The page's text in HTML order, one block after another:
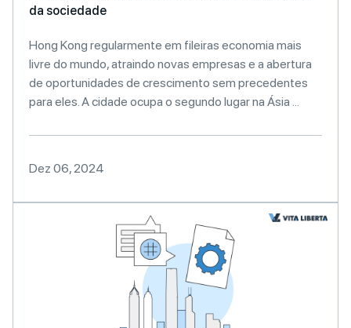
da sociedade
Hong Kong regularmente em fileiras economia mais
livre do mundo, atraindo novas empresas e a abertura
de oportunidades de crescimento sem precedentes
para eles. A cidade ocupa o segundo lugar na Ásia ...
Dez 06, 2024